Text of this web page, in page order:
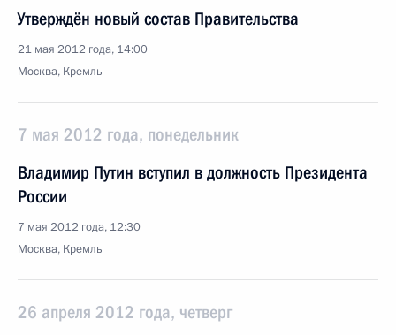
Утверждён новый состав Правительства
21 мая 2012 года, 14:00
Москва, Кремль
7 мая 2012 года, понедельник
Владимир Путин вступил в должность Президента
России
7 мая 2012 года, 12:30
Москва, Кремль
26 апреля 2012 года, четверг